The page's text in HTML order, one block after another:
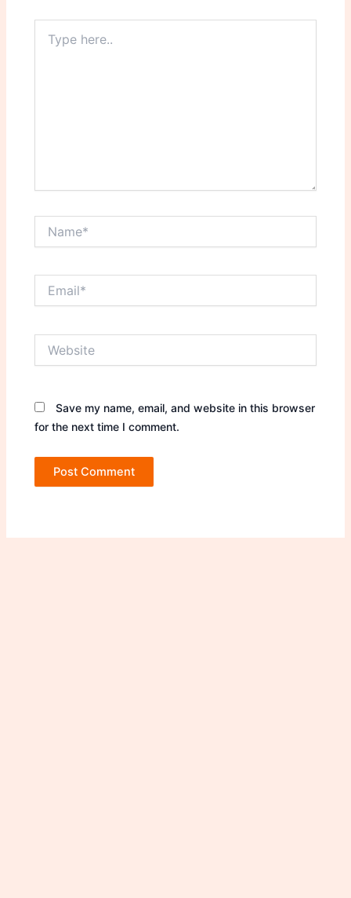
here..
Save my name, email, and website in this browser
for the next time I comment.